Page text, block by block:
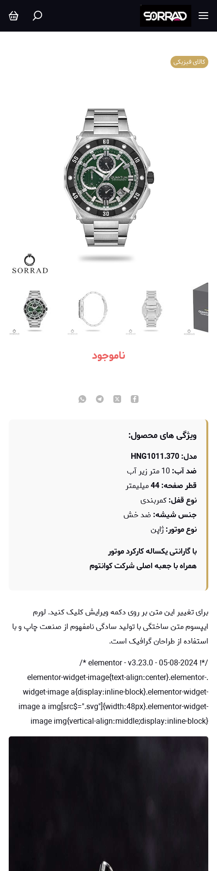
کالای فیزیکی
ناموجود
ویژگی های محصول:
مدل: HNG1011.370
ضد آب:
قطر صفحه: 44
میلیمتر
نوع قفل:کمربندی
جنس شیشه: ضد خش
نوع موتور:ژاپن
با گارانتی یکساله کارکرد موتور
برای تغییر این متن بر روی دکمه ویرایش کلیک کنید. لورم
ایپسوم متن ساختگی با تولید سادگی نامفهوم از صنعت چاپ و با
استفاده از طراحان گرافیک است.
/*! elementor - v3.23.0 - 05-08-2024 */
.elementor-widget-image{text-align:center}.elementor-
widget-image a{display:inline-block}.elementor-widget-
image a img[src$=".svg"]{width:48px}.elementor-widget-
image img{vertical-align:middle;display:inline-block}